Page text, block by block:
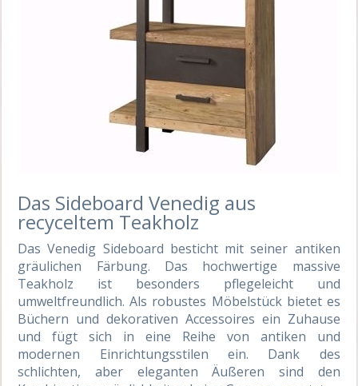
Das Sideboard Venedig aus
recyceltem Teakholz
Das Venedig Sideboard besticht mit seiner antiken
gräulichen Färbung. Das hochwertige massive
Teakholz ist besonders pflegeleicht und
umweltfreundlich. Als robustes Möbelstück bietet es
Büchern und dekorativen Accessoires ein Zuhause
und fügt sich in eine Reihe von antiken und
modernen Einrichtungsstilen ein. Dank des
schlichten, aber eleganten Äußeren sind den